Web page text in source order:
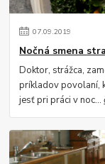
07.09.2019
Nočná smena
Doktor, strážca,
príkladov povolaní,
jesť pri práci v noc...